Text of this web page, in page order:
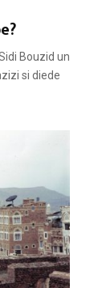
Bouzid un
si diede